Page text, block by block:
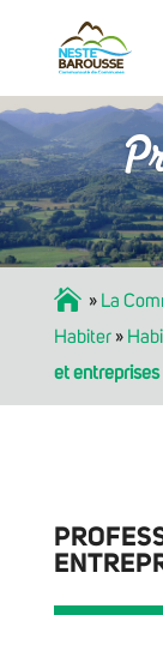
Accueil » La
Habiter»
et entreprises